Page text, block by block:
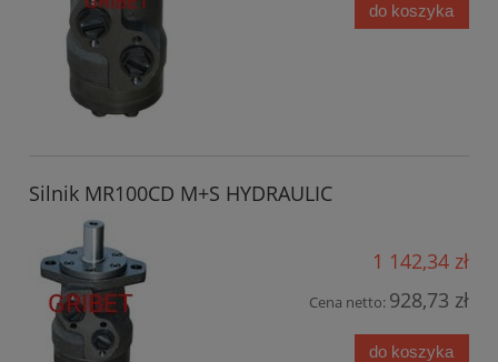
do koszyka
Silnik MR100CD M+S HYDRAULIC
1 142,34 zł
Cena netto: 928,73 zł
do koszyka